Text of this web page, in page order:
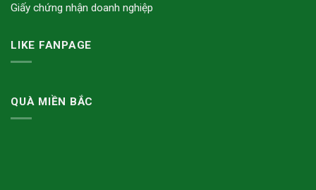
Giấy chứng nhận doanh nghiệp
LIKE FANPAGE
QUÀ MIỀN BẮC